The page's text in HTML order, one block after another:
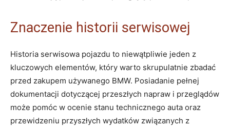
Znaczenie historii serwisowej
Historia serwisowa pojazdu to niewątpliwie jeden z
kluczowych elementów, który warto‌ skrupulatnie zbadać‌
przed zakupem używanego BMW. Posiadanie pełnej
dokumentacji dotyczącej przeszłych napraw i przeglądów
‍może pomóc w ocenie stanu technicznego auta oraz
przewidzeniu‌ przyszłych wydatków ‍związanych ⁣z